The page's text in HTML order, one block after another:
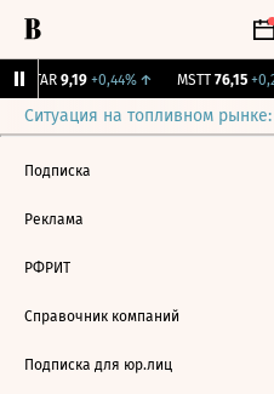
UTAR 9,19 +0,44%↑ MSTT 76,15
Ситуация на топливном
Подписка
Реклама
РФРИТ
Справочник компаний
Подписка для юр.лиц